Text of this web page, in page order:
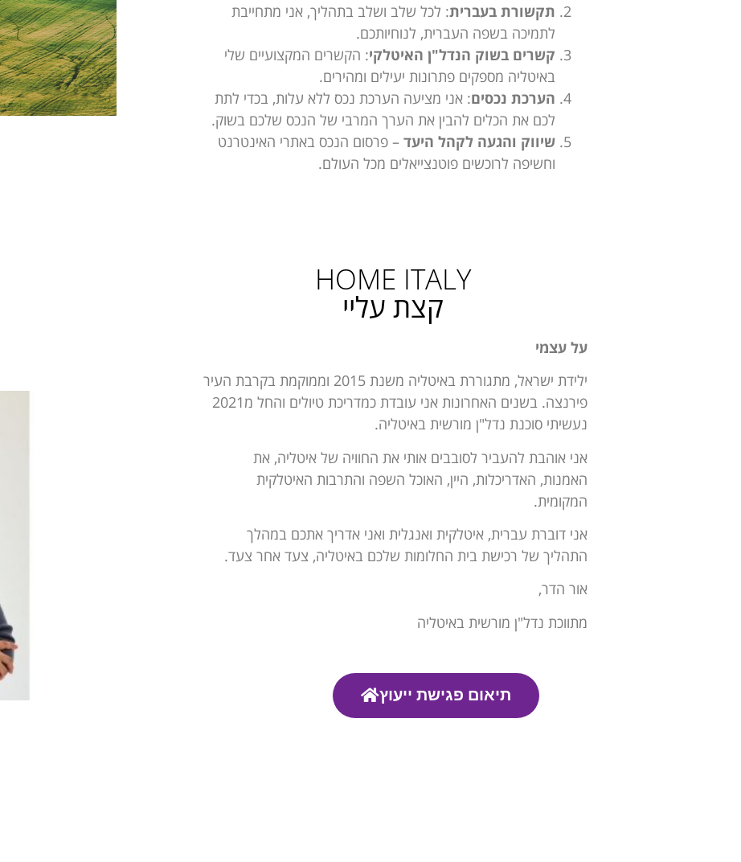
תקשורת בעברית: לכל שלב ושלב בתהליך, אני מתחייבת
לתמיכה בשפה העברית, לנוחיותכם.
קשרים בשוק הנדל"ן האיטלקי: הקשרים המקצועיים שלי
באיטליה מספקים פתרונות יעילים ומהירים.
הערכת נכסים: אני מציעה הערכת נכס ללא עלות, בכדי לתת
לכם את הכלים להבין את הערך המרבי של הנכס שלכם בשוק.
שיווק והגעה לקהל היעד – פרסום הנכס באתרי האינטרנט
וחשיפה לרוכשים פוטנצייאלים מכל העולם.
HOME ITALY
קצת עליי
על עצמי
ילידת ישראל, מתגוררת באיטליה משנת 2015 וממוקמת בקרבת העיר
פירנצה. בשנים האחרונות אני עובדת כמדריכת טיולים והחל מ2021
נעשיתי סוכנת נדל"ן מורשית באיטליה.
אני אוהבת להעביר לסובבים אותי את החוויה של איטליה, את
האמנות, האדריכלות, היין, האוכל השפה והתרבות האיטלקית
המקומית.
אני דוברת עברית, איטלקית ואנגלית ואני אדריך אתכם במהלך
התהליך של רכישת בית החלומות שלכם באיטליה, צעד אחר צעד.
אור הדר,
מתווכת נדל"ן מורשית באיטליה
תיאום פגישת ייעוץ